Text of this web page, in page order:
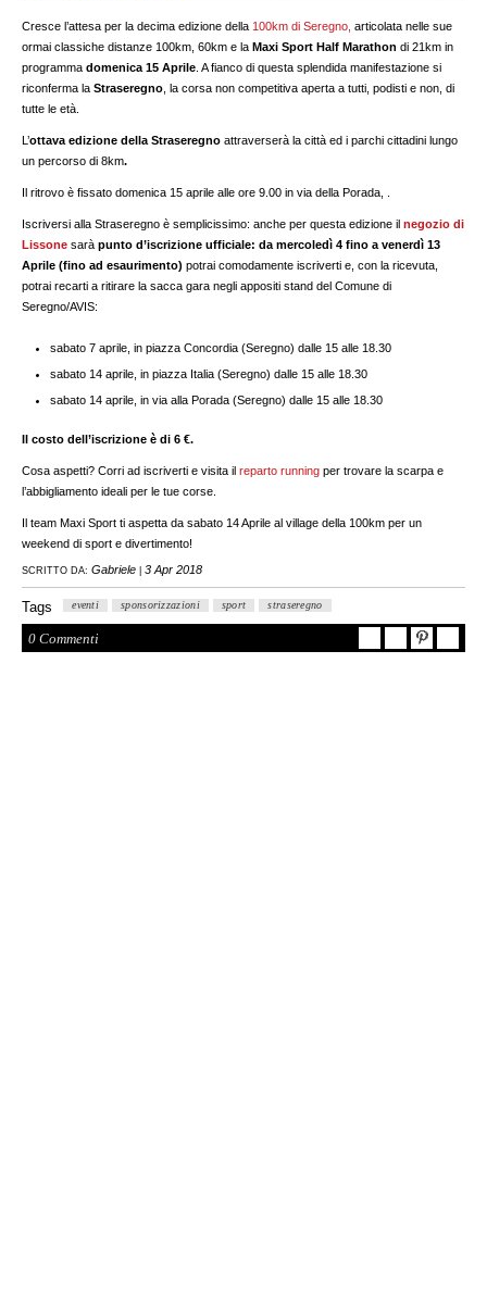
Cresce l’attesa per la decima edizione della 100km di Seregno, articolata nelle sue
ormai classiche distanze 100km, 60km e laMaxi Sport Half Marathon di 21km in
programmadomenica 15 Aprile . A fianco di questa splendida manifestazione si
riconferma laStraseregno , la corsa non competitiva aperta a tutti, podisti e non, di
tutte le età.
L’ottava edizione della Straseregnoattraverserà la città ed i parchi cittadini lungo
un percorso di 8km.
Il ritrovo è fissato domenica 15 aprile alle ore 9.00 in via della Porada, .
Iscriversi alla Straseregno è semplicissimo: anche per questa edizione il negozio di
Lissonesaràpunto d’iscrizione ufficiale: da mercoledì 4 fino a venerdì 13
Aprile (fino ad esaurimento) potrai comodamente iscriverti e, con la ricevuta,
potrai recarti a ritirare la sacca gara negli appositi stand del Comune di
Seregno/AVIS:
sabato 7 aprile, in piazza Concordia (Seregno) dalle 15 alle 18.30
sabato 14 aprile, in piazza Italia (Seregno) dalle 15 alle 18.30
sabato 14 aprile, in via alla Porada (Seregno) dalle 15 alle 18.30
Il costo dell’iscrizione è di 6 €.
Cosa aspetti? Corri ad iscriverti e visita ilreparto runningper trovare la scarpa e
l’abbigliamento ideali per le tue corse.
Il team Maxi Sport ti aspetta da sabato 14 Aprile al village della 100km per un
weekend di sport e divertimento!
SCRITTO DA: Gabriele 3 Apr 2018
Tags eventi sponsorizzazioni sport straseregno
0 Commenti